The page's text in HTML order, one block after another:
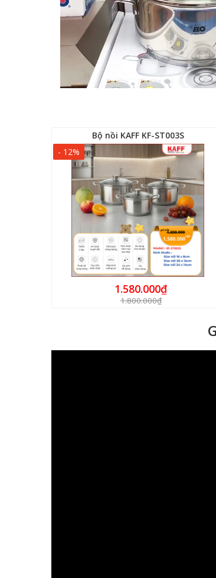
Bộ nồi KAFF KF-ST003S
- 12%
1.580.000₫
1.800.000₫